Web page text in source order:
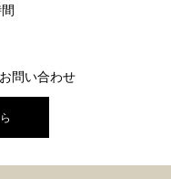
問い合わせ